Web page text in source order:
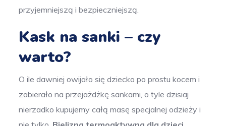
przyjemniejszą i bezpieczniejszą.
Kask na sanki – czy
warto?
O ile dawniej owijało się dziecko po prostu kocem i
zabierało na przejażdżkę sankami, o tyle dzisiaj
nierzadko kupujemy całą masę specjalnej odzieży i